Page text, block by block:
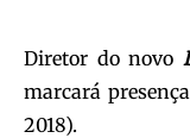
Diretor do novo
marcará
2018).